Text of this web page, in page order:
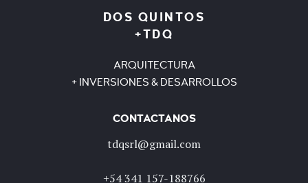
DOS QUINTOS
+TDQ
ARQUITECTURA
+ INVERSIONES & DESARROLLOS
CONTACTANOS
tdqsrl@gmail.com
+54 341 157-188766